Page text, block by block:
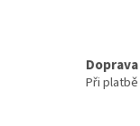
Doprava
Při